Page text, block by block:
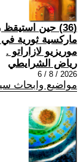
(36) حين
ماركسية ثورية
موريزيو لازاراتو .
رياض الشرايطي
2026 / 8 / 6
مواضيع وابحاث